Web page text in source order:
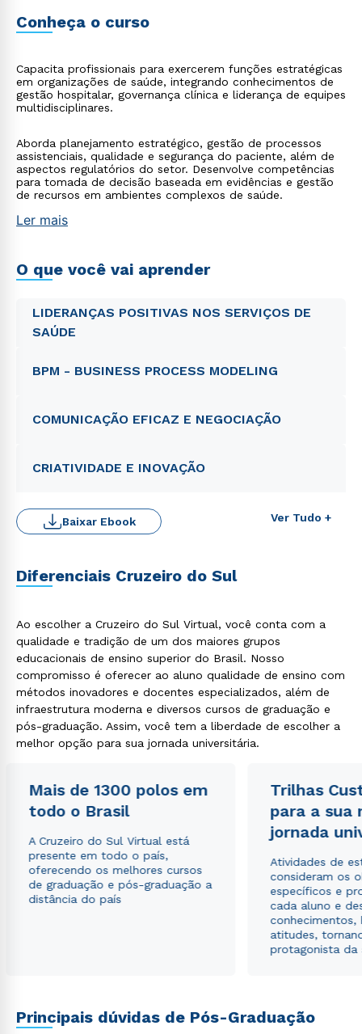
Conheça o curso
Capacita profissionais para exercerem funções estratégicas
em organizações de saúde, integrando conhecimentos de
gestão hospitalar, governança clínica e liderança de equipes
multidisciplinares.
Aborda planejamento estratégico, gestão de processos
assistenciais, qualidade e segurança do paciente, além de
aspectos regulatórios do setor. Desenvolve competências
para tomada de decisão baseada em evidências e gestão
de recursos em ambientes complexos de saúde.
Ler mais
O que você vai aprender
LIDERANÇAS POSITIVAS NOS SERVIÇOS DE
SAÚDE
BPM - BUSINESS PROCESS MODELING
COMUNICAÇÃO EFICAZ E NEGOCIAÇÃO
CRIATIVIDADE E INOVAÇÃO
Ver Tudo +
Baixar Ebook
Diferenciais Cruzeiro do Sul
Ao escolher a Cruzeiro do Sul Virtual, você conta com a
qualidade e tradição de um dos maiores grupos
educacionais de ensino superior do Brasil. Nosso
compromisso é oferecer ao aluno qualidade de ensino com
métodos inovadores e docentes especializados, além de
infraestrutura moderna e diversos cursos de graduação e
pós-graduação. Assim, você tem a liberdade de escolher a
melhor opção para sua jornada universitária.
Mais de 1300 polos em
todo o Brasil
A Cruzeiro do Sul Virtual está
presente em todo o país,
oferecendo os melhores cursos
de graduação e pós-graduação a
distância do país
Trilhas
para a sua
jornada
Atividades de
consideram os
específicos e
cada aluno e
conhecimentos,
atitudes,
protagonista da
Principais dúvidas de Pós-Graduação
Rápido e fácil
WhatsApp
Estou de acordo com aPolítica de Privacidade.e
autorizo que meus dados sejam utilizados para o